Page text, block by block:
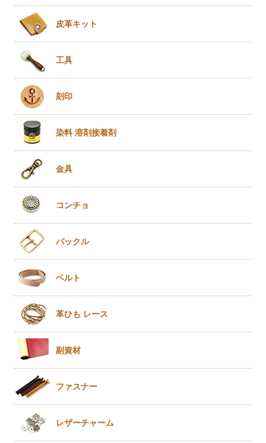
皮革キット
工具
刻印
染料 溶剤接着剤
金具
コンチョ
バックル
ベルト
革ひも レース
副資材
ファスナー
レザーチャーム